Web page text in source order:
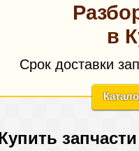
в
Срок доставки